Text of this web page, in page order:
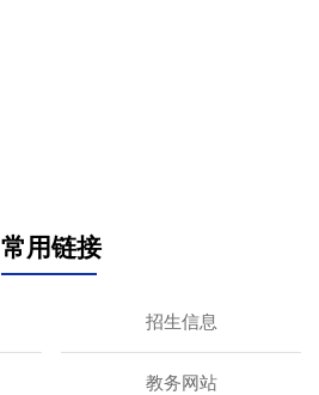
常用链接
招生信息
教务网站